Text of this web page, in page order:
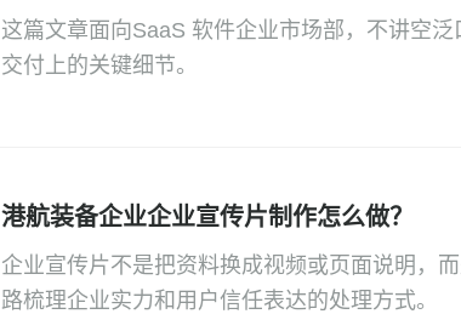
这篇文章面向SaaS 软件企业市场部，不讲空
交付上的关键细节。
港航装备企业企业宣传片制作怎么做？
企业宣传片不是把资料换成视频或页面说明，
路梳理企业实力和用户信任表达的处理方式。